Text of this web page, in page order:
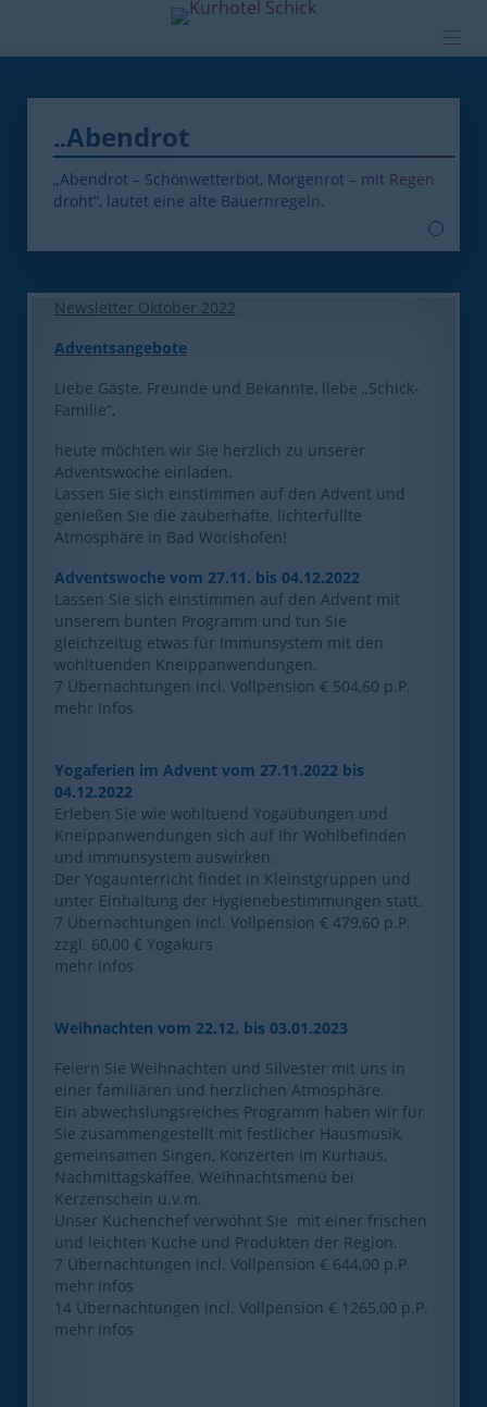
Hier bei uns
Gesundheit
Aktuelles
Info/Preise
„Abendrot
„Abendrot – Schönwetterbot, Morgenrot – mit Regen
droht“, lautet eine alte Bauernregeln.
Newsletter Oktober 2022
Adventsangebote
Liebe Gäste, Freunde und Bekannte, liebe „Schick-
Familie“,
heute möchten wir Sie herzlich zu unserer
Adventswoche einladen.
Lassen Sie sich einstimmen auf den Advent und
genießen Sie die zauberhafte, lichterfüllte
Atmosphäre in Bad Wörishofen!
Adventswoche vom 27.11. bis 04.12.2022
Lassen Sie sich einstimmen auf den Advent mit
unserem bunten Programm und tun Sie
gleichzeitug etwas für Immunsystem mit den
wohltuenden Kneippanwendungen.
7 Übernachtungen incl. Vollpension € 504,60 p.P.
mehr Infos
Yogaferien im Advent vom 27.11.2022 bis
04.12.2022
Erleben Sie wie wohltuend Yogaübungen und
Kneippanwendungen sich auf Ihr Wohlbefinden
und immunsystem auswirken.
Der Yogaunterricht findet in Kleinstgruppen und
unter Einhaltung der Hygienebestimmungen statt.
7 Übernachtungen incl. Vollpension € 479,60 p.P.
zzgl. 60,00 € Yogakurs
mehr Infos
Weihnachten vom 22.12. bis 03.01.2023
Feiern Sie Weihnachten und Silvester mit uns in
einer familiären und herzlichen Atmosphäre.
Ein abwechslungsreiches Programm haben wir für
Sie zusammengestellt mit festlicher Hausmusik,
gemeinsamen Singen, Konzerten im Kurhaus,
Nachmittagskaffee, Weihnachtsmenü bei
Kerzenschein u.v.m.
Unser Küchenchef verwöhnt Sie mit einer frischen
und leichten Küche und Produkten der Region.
7 Übernachtungen incl. Vollpension € 644,00 p.P.
mehr Infos
14 Übernachtungen incl. Vollpension € 1265,00 p.P.
mehr Infos